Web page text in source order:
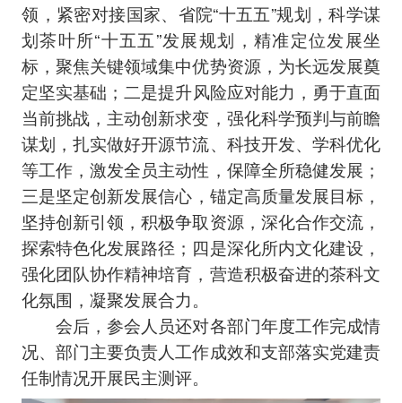
领‌，紧密对接国家、省院“十五五”规划，科学谋
划茶叶所“十五五”发展规划，精准定位发展坐
标，聚焦关键领域集中优势资源，为长远发展奠
定坚实基础；二是‌提升风险应对能力，勇于直面
当前挑战，主动创新求变，强化科学预判与前瞻
谋划，扎实做好开源节流、科技开发、学科优化
等工作，激发全员主动性，保障全所稳健发展；
三是‌坚定创新发展信心，锚定高质量发展目标，
坚持创新引领，积极争取资源，深化合作交流，
探索特色化发展路径；四是‌深化所内文化建设，
强化团队协作精神培育，营造积极奋进的茶科文
化氛围，凝聚发展合力。
会后，参会人员还对各部门年度工作完成情
况、部门主要负责人工作成效和支部落实党建责
任制情况开展民主测评。